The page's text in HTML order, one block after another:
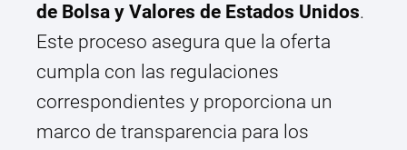
de Bolsa y Valores de Estados Unidos.
Este proceso asegura que la oferta
cumpla con las regulaciones
correspondientes y proporciona un
marco de transparencia para los